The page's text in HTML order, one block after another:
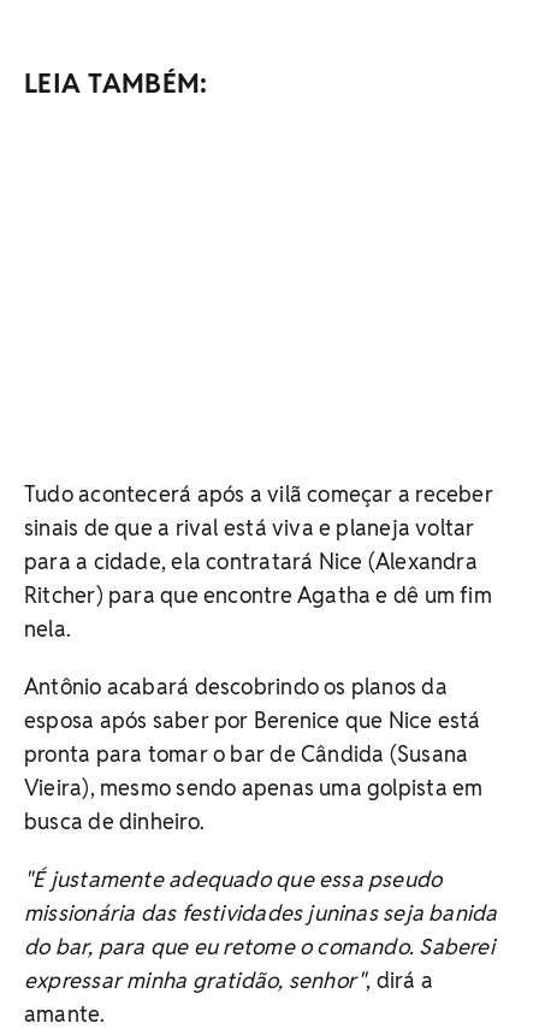
LEIA TAMBÉM:
Tudo acontecerá após a vilã começar a receber
sinais de que a rival está viva e planeja voltar
para a cidade, ela contratará Nice (Alexandra
Ritcher) para que encontre Agatha e dê um fim
nela.
Antônio acabará descobrindo os planos da
esposa após saber por Berenice que Nice está
pronta para tomar o bar de Cândida (Susana
Vieira), mesmo sendo apenas uma golpista em
busca de dinheiro.
"É justamente adequado que essa pseudo
missionária das festividades juninas seja banida
do bar, para que eu retome o comando. Saberei
expressar minha gratidão, senhor", dirá a
amante.